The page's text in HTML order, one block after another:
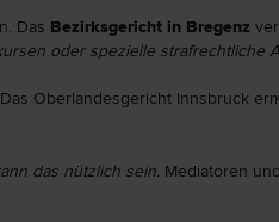
Das Bezirksgericht in Bregenz
oder spezielle strafrechtliche
Oberlandesgericht Innsbruck
das nützlich sein. Mediatoren